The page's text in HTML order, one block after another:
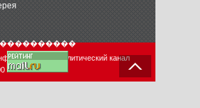
аналитический канал